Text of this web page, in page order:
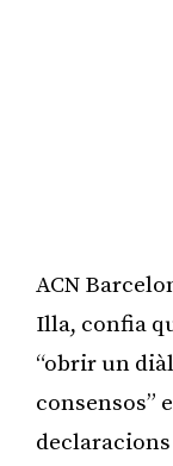
ACN
Illa, confia
“obrir un
consensos”